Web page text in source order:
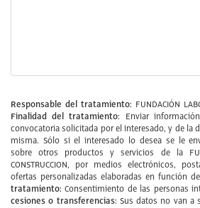
Responsable del tratamiento: FUNDACIÓN
Finalidad del tratamiento:
Enviar
convocatoria solicitada por el interesado, y de la
misma. Sólo si el interesado lo desea se le
sobre otros productos y servicios de la
CONSTRUCCION, por medios electrónicos,
ofertas personalizadas elaboradas en función
tratamiento: Consentimiento de las personas
cesiones o transferencias: Sus datos no van a